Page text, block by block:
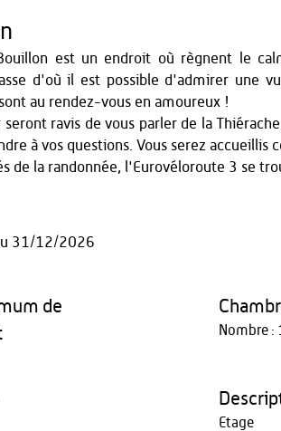
est un endroit où règnent le
d'où il est possible d'admirer une
au rendez-vous en amoureux !
ravis de vous parler de la
à vos questions. Vous serez accueillis
de la randonnée, l'Eurovéloroute 3 se
31/12/2026
de
Nombre : 1
Etage